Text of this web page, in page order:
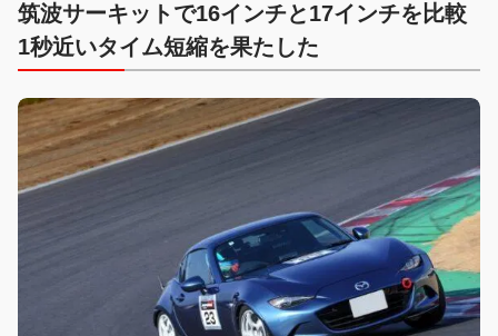
筑波サーキットで16インチと17インチを比較
1秒近いタイム短縮を果たした